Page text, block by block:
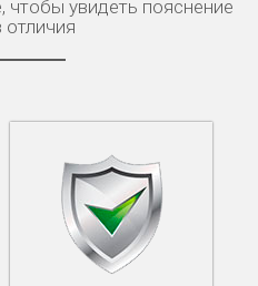
увидеть пояснение
отличия